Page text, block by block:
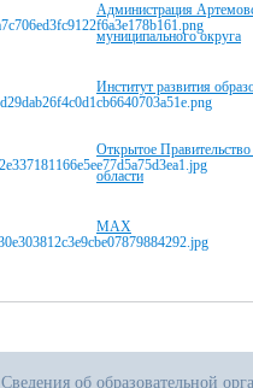
Администрация
муниципального округа
Институт развития
Открытое
области
MAX
Сведения об образовательной